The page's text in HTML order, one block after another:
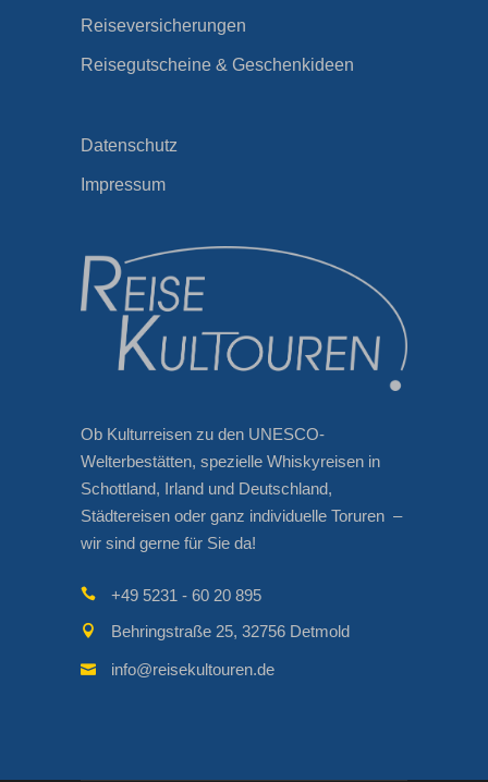
Reiseversicherungen
Reisegutscheine & Geschenkideen
Datenschutz
Impressum
Ob Kulturreisen zu den UNESCO-
Welterbestätten, spezielle Whiskyreisen in
Schottland, Irland und Deutschland,
Städtereisen oder ganz individuelle Toruren –
wir sind gerne für Sie da!
+49 5231 - 60 20 895
Behringstraße 25, 32756 Detmold
info@reisekultouren.de